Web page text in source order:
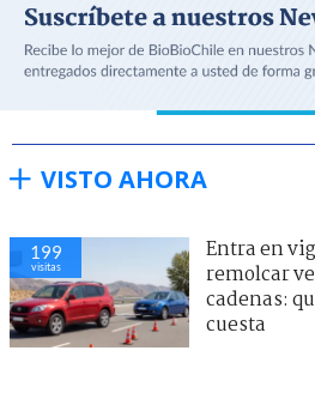
VISTO AHORA
199
visitas
Entra en
remolcar
cadenas:
cuesta